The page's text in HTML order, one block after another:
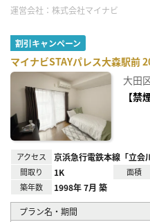
運営会社： 株式会社マイナビ
割引キャンペーン
マイナビSTAYパレス大森駅前
大田
【禁
アクセス 京浜急行電鉄本線「立会
間取り 1K 面積
築年数 1998年 7月 築
プラン名・期間